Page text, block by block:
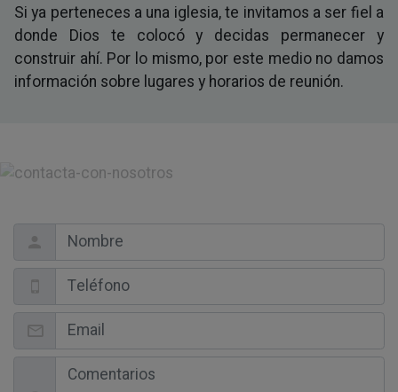
Si ya perteneces a una iglesia, te invitamos a ser fiel a
donde Dios te colocó y decidas permanecer y
construir ahí. Por lo mismo, por este medio no damos
información sobre lugares y horarios de reunión.